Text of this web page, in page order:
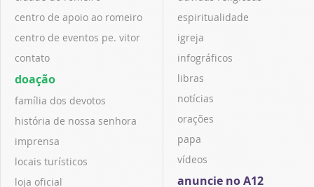
centro de apoio ao romeiro
centro de eventos pe. vitor
contato
doação
família dos devotos
história de nossa senhora
imprensa
locais turísticos
loja oficial
espiritualidade
igreja
infográficos
libras
notícias
orações
papa
vídeos
anuncie no A12